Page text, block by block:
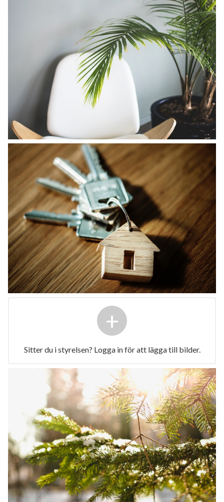
+
Sitter du i styrelsen? Logga in för att lägga till bilder.